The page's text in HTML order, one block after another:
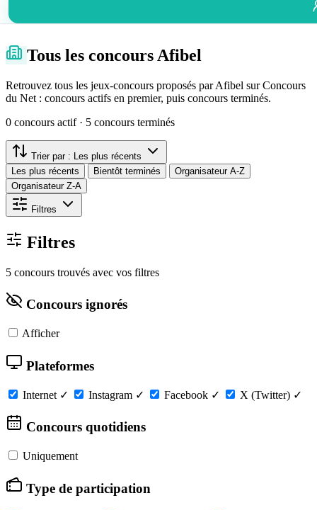
Tous les concours Afibel
Retrouvez tous les jeux-concours proposés par Afibel sur Concours
du Net : concours actifs en premier, puis concours terminés.
0 concours actif · 5 concours terminés
Trier par :
Les plus récents
Les plus récents
Bientôt terminés
Organisateur A-Z
Organisateur Z-A
Filtres
Filtres
5 concours trouvés avec vos filtres
Concours ignorés
Afficher
Plateformes
Internet ✓ Instagram ✓ Facebook ✓ X (Twitter) ✓
Concours quotidiens
Uniquement
Type de participation